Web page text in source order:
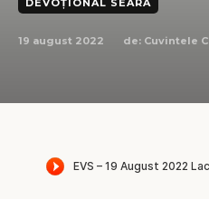
DEVOȚIONAL SEARA
19 august 2022 de: Cuvintele